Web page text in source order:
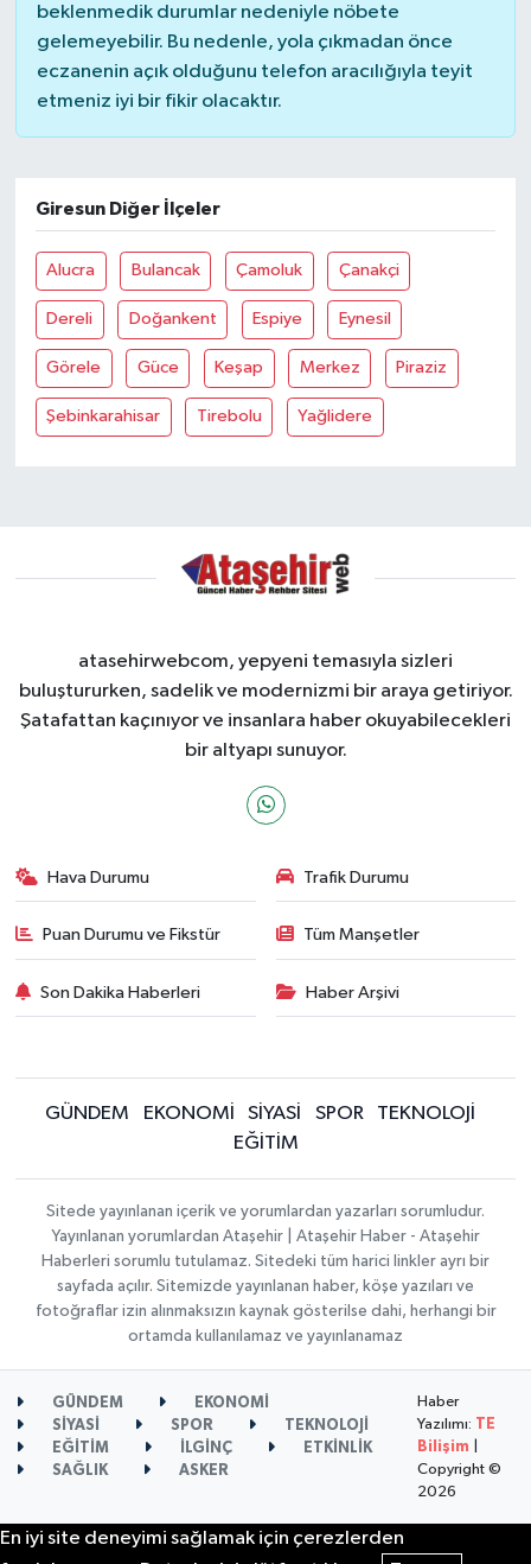
beklenmedik durumlar nedeniyle nöbete
gelemeyebilir. Bu nedenle, yola çıkmadan önce
eczanenin açık olduğunu telefon aracılığıyla teyit
etmeniz iyi bir fikir olacaktır.
Giresun Diğer İlçeler
Alucra Bulancak Çamoluk Çanakçi
Dereli Doğankent Espiye Eynesil
Görele Güce Keşap Merkez Piraziz
Şebinkarahisar Tirebolu Yağlidere
atasehirwebcom, yepyeni temasıyla sizleri
buluştururken, sadelik ve modernizmi bir araya getiriyor.
Şatafattan kaçınıyor ve insanlara haber okuyabilecekleri
bir altyapı sunuyor.
Hava Durumu Trafik Durumu
Puan Durumu ve Fikstür Tüm Manşetler
Son Dakika Haberleri Haber Arşivi
GÜNDEM EKONOMİ SİYASİ SPOR
TEKNOLOJİ
EĞİTİM
Sitede yayınlanan içerik ve yorumlardan yazarları sorumludur.
Yayınlanan yorumlardan Ataşehir | Ataşehir Haber - Ataşehir
Haberleri sorumlu tutulamaz. Sitedeki tüm harici linkler ayrı bir
sayfada açılır. Sitemizde yayınlanan haber, köşe yazıları ve
fotoğraflar izin alınmaksızın kaynak gösterilse dahi, herhangi bir
ortamda kullanılamaz ve yayınlanamaz
GÜNDEM
EKONOMİ
SİYASİ
SPOR
TEKNOLOJİ
EĞİTİM
İLGİNÇ
ETKİNLİK
SAĞLIK
ASKER
Haber
Yazılımı:
TE
Bilişim
Copyright ©
2026
En iyi site deneyimi sağlamak için çerezlerden